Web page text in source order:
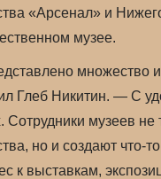
«Арсенал» и
музее.
множество
Глеб Никитин. — С
Сотрудники музеев
но и создают что-
к выставкам,